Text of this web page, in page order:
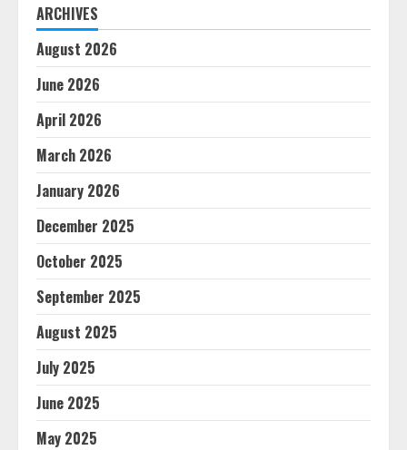
ARCHIVES
August 2026
June 2026
April 2026
March 2026
January 2026
December 2025
October 2025
September 2025
August 2025
July 2025
June 2025
May 2025